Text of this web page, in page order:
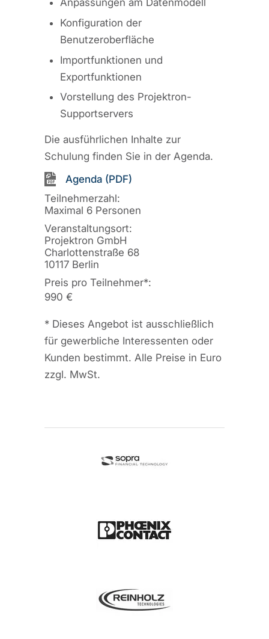
Konfiguration der
Benutzeroberfläche
Importfunktionen und
Exportfunktionen
Vorstellung des Projektron-
Supportservers
Die ausführlichen Inhalte zur
Schulung finden Sie in der Agenda.
Agenda (PDF)
Teilnehmerzahl:
Maximal 6 Personen
Veranstaltungsort:
Projektron GmbH
Charlottenstraße 68
10117 Berlin
Preis pro Teilnehmer*:
990 €
* Dieses Angebot ist ausschließlich
für gewerbliche Interessenten oder
Kunden bestimmt. Alle Preise in Euro
zzgl. MwSt.